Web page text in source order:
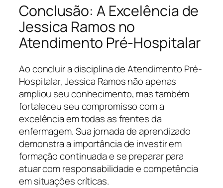
Conclusão: A Excelência de
Jessica Ramos no
Atendimento Pré-Hospitalar
Ao concluir a disciplina de Atendimento Pré-
Hospitalar, Jessica Ramos não apenas
ampliou seu conhecimento, mas também
fortaleceu seu compromisso com a
excelência em todas as frentes da
enfermagem. Sua jornada de aprendizado
demonstra a importância de investir em
formação continuada e se preparar para
atuar com responsabilidade e competência
em situações críticas.